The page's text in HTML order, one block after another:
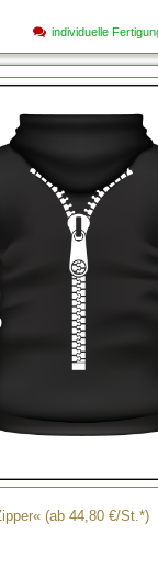
individuelle
(ab 44,80 €/St.*)